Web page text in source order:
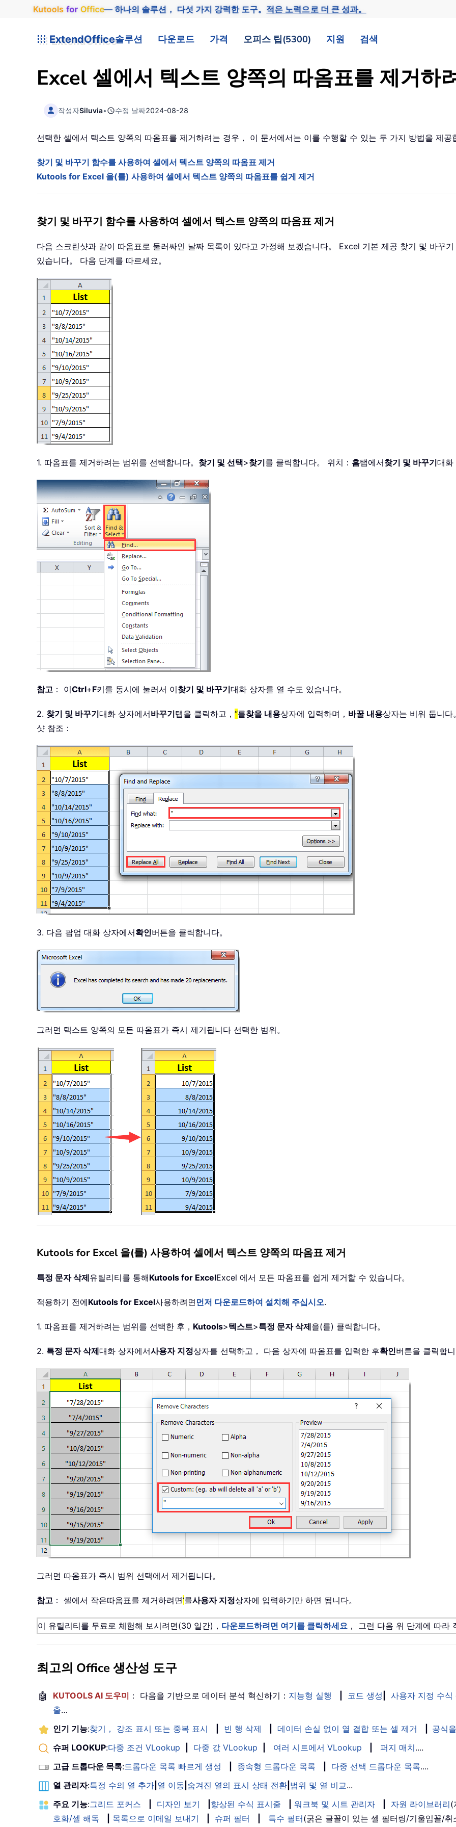
Kutools for Office— 하나의 솔루션， 다섯 가지 강력한 도구。 적은 노력으로 더 큰 성과。
ExtendOffice솔루션 다운로드 가격 오피스 팁(5300) 지원 검색
Excel 셀에서 텍스트 양쪽의 따옴표를 제거하
작성자Siluvia• 수정 날짜2024-08-28
선택한 셀에서 텍스트 양쪽의 따옴표를 제거하려는 경우， 이 문서에서는 이를 수행할 수 있는 두 가지 방법을 제공
찾기 및 바꾸기 함수를 사용하여 셀에서 텍스트 양쪽의 따옴표 제거
Kutools for Excel 을(를) 사용하여 셀에서 텍스트 양쪽의 따옴표를 쉽게 제거
찾기 및 바꾸기 함수를 사용하여 셀에서 텍스트 양쪽의 따옴표 제거
다음 스크린샷과 같이 따옴표로 둘러싸인 날짜 목록이 있다고 가정해 보겠습니다。 Excel 기본 제공 찾기 및 바꾸
있습니다。 다음 단계를 따르세요。
1. 따옴표를 제거하려는 범위를 선택합니다。 찾기 및 선택>찾기를 클릭합니다。 위치： 홈탭에서찾기 및 바꾸기대화
참고 ： 이Ctrl+F키를 동시에 눌러서 이찾기 및 바꾸기대화 상자를 열 수도 있습니다。
2. 찾기 및 바꾸기대화 상자에서바꾸기탭을 클릭하고， “를찾을 내용상자에 입력하며， 바꿀 내용상자는 비워 둡니다
샷 참조：
3. 다음 팝업 대화 상자에서확인버튼을 클릭합니다。
그러면 텍스트 양쪽의 모든 따옴표가 즉시 제거됩니다 선택한 범위。
Kutools for Excel 을(를) 사용하여 셀에서 텍스트 양쪽의 따옴표 제거
특정 문자 삭제유틸리티를 통해Kutools for ExcelExcel 에서 모든 따옴표를 쉽게 제거할 수 있습니다。
적용하기 전에Kutools for Excel사용하려면 먼저 다운로드하여 설치해 주십시오.
1. 따옴표를 제거하려는 범위를 선택한 후， Kutools>텍스트>특정 문자 삭제을(를) 클릭합니다。
2. 특정 문자 삭제대화 상자에서사용자 지정상자를 선택하고， 다음 상자에 따옴표를 입력한 후확인버튼을 클릭합
그러면 따옴표가 즉시 범위 선택에서 제거됩니다。
참고 ： 셀에서 작은따옴표를 제거하려면‘를사용자 지정상자에 입력하기만 하면 됩니다。
이 유틸리티를 무료로 체험해 보시려면(30 일간)， 다운로드하려면 여기를 클릭하세요 ， 그런 다음 위 단계에 따라
최고의 Office 생산성 도구
🤖 KUTOOLS AI 도우미 ： 다음을 기반으로 데이터 분석 혁신하기： 지능형 실행 코드 생성 사용자 지정 수식
출…
인기 기능:찾기， 강조 표시 또는 중복 표시 빈 행 삭제 데이터 손실 없이 열 결합 또는 셀 제거 공식
슈퍼 LOOKUP:다중 조건 VLookup 다중 값 VLookup 여러 시트에서 VLookup 퍼지 매치....
고급 드롭다운 목록:드롭다운 목록 빠르게 생성 종속형 드롭다운 목록 다중 선택 드롭다운 목록....
열 관리자:특정 수의 열 추가 열 이동 숨겨진 열의 표시 상태 전환 범위 및 열 비교...
주요 기능:그리드 포커스 디자인 보기 향상된 수식 표시줄 워크북 및 시트 관리자 자원 라이브러리(
호화/셀 해독
목록으로 이메일 보내기 슈퍼 필터 특수 필터(굵은 글꼴이 있는 셀 필터링/기울임꼴/취